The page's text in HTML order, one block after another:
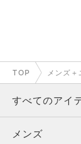
TOP メンズ＋
すべてのアイ
メンズ
メンズ